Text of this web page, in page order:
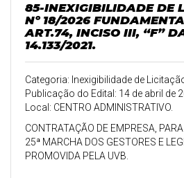
85-INEXIGIBILIDADE DE
Nº 18/2026
ART.74, INCISO III, “F”
14.133/2021.
Categoria: Inexigibilidade de
Publicação do Edital: 14 de abril de
Local: CENTRO ADMINISTRATIVO.
CONTRATAÇÃO DE EMPRESA,
25ª MARCHA DOS GESTORES E
PROMOVIDA PELA UVB.